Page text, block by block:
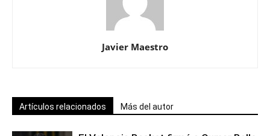
Javier Maestro
Artículos relacionados Más del autor